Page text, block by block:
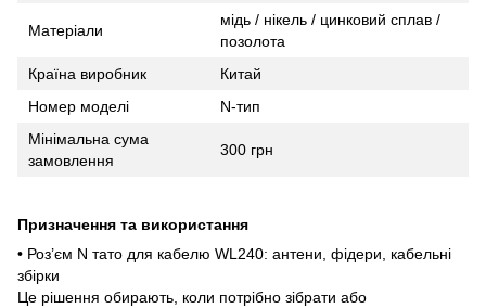
Матеріали
мідь / нікель / цинковий сплав /
позолота
Країна виробник
Китай
Номер моделі
N-тип
Мінімальна сума
замовлення
300 грн
Призначення та використання
• Роз’єм N тато для кабелю WL240: антени, фідери, кабельні
збірки
Це рішення обирають, коли потрібно зібрати або